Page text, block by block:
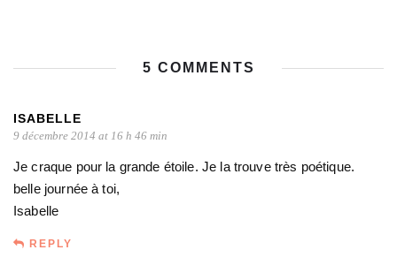
5 COMMENTS
ISABELLE
9 décembre 2014 at 16 h 46 min
Je craque pour la grande étoile. Je la trouve très poétique.
belle journée à toi,
Isabelle
REPLY